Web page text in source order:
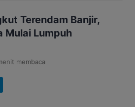
Terendam Banjir,
Mulai Lumpuh
membaca